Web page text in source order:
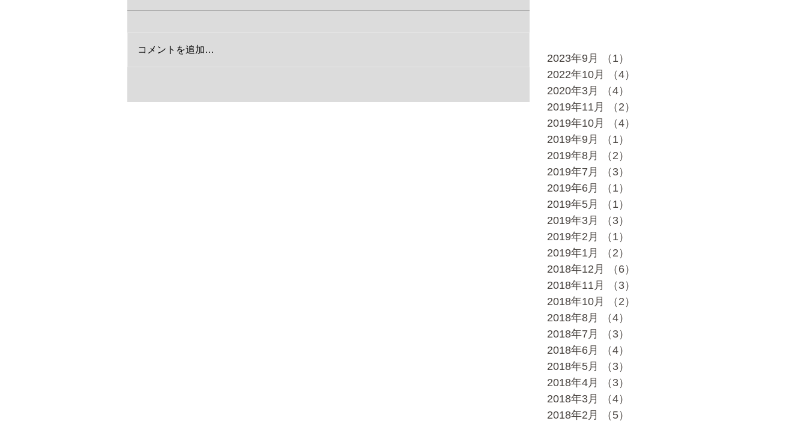
コメントを追加…
2023年9月 （1）
2022年10月
（4）
2020年3月
（4）
2019年11月
（2）
2019年10月
（4）
2019年9月
（1）
2019年8月
（2）
2019年7月
（3）
2019年6月
（1）
2019年5月
（1）
2019年3月
（3）
2019年2月
（1）
2019年1月
（2）
2018年12月
（6）
2018年11月
（3）
2018年10月
（2）
2018年8月
（4）
2018年7月
（3）
2018年6月
（4）
2018年5月
（3）
2018年4月
（3）
2018年3月
（4）
2018年2月
（5）